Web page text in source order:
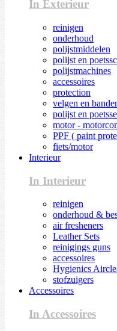
In Exterieur
reinigen
onderhoud
polijstmiddelen
polijst en
polijstmachines
accessoires
protection
velgen en
polijst en
motor -
PPF ( paint
fiets/motor
Interieur
In Interieur
reinigen
onderhoud &
air fresheners
Leather Sets
reinigings guns
accessoires
Hygienics
stofzuigers
Accessoires
In Accessoires